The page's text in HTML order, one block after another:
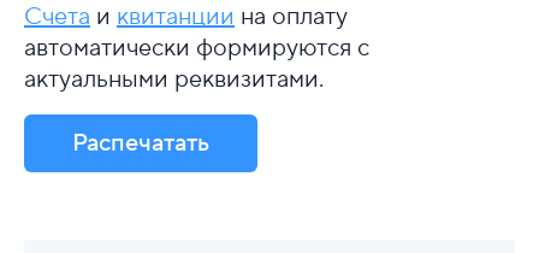
Счета и квитанции на оплату
автоматически формируются с
актуальными реквизитами.
Распечатать